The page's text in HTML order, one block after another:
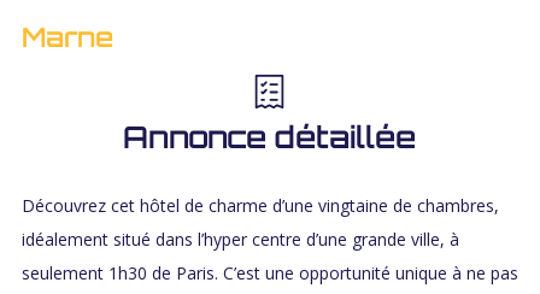
Marne
Annonce détaillée
Découvrez cet hôtel de charme d’une vingtaine de chambres,
idéalement situé dans l’hyper centre d’une grande ville, à
seulement 1h30 de Paris. C’est une opportunité unique à ne pas